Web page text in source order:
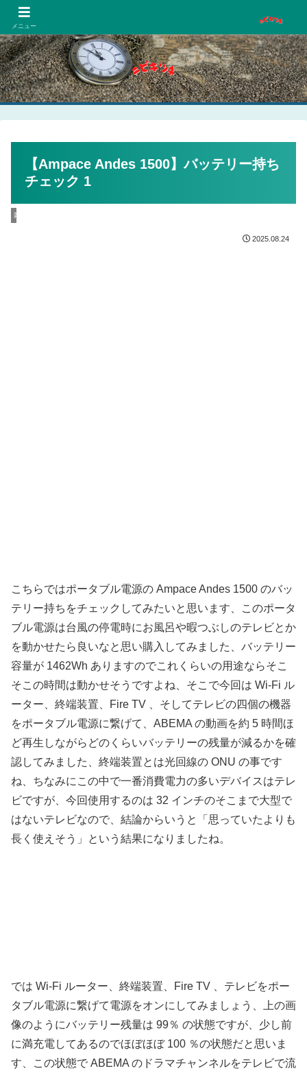
【Ampace Andes 1500】バッテリー持ち
チェック 1
雑記
2025.08.24
こちらではポータブル電源の Ampace Andes 1500 のバッ
テリー持ちをチェックしてみたいと思います、このポータ
ブル電源は台風の停電時にお風呂や暇つぶしのテレビとか
を動かせたら良いなと思い購入してみました、バッテリー
容量が 1462Wh ありますのでこれくらいの用途ならそこ
そこの時間は動かせそうですよね、そこで今回は Wi-Fi ル
ーター、終端装置、Fire TV 、そしてテレビの四個の機器
をポータブル電源に繋げて、ABEMA の動画を約 5 時間ほ
ど再生しながらどのくらいバッテリーの残量が減るかを確
認してみました、終端装置とは光回線の ONU の事です
ね、ちなみにこの中で一番消費電力の多いデバイスはテレ
ビですが、今回使用するのは 32 インチのそこまで大型で
はないテレビなので、結論からいうと「思っていたよりも
長く使えそう」という結果になりましたね。
では Wi-Fi ルーター、終端装置、Fire TV 、テレビをポー
タブル電源に繋げて電源をオンにしてみましょう、上の画
像のようにバッテリー残量は 99％ の状態ですが、少し前
に満充電してあるのでほぼほぼ 100 ％の状態だと思いま
す、この状態で ABEMA のドラマチャンネルをテレビで流
メニュー